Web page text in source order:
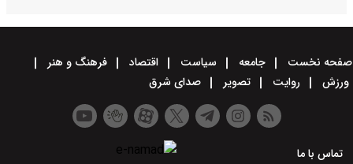
صفحه نخست جامعه سیاست اقتصاد
فرهنگ و هنر
ورزش
روایت تصویر صدای شرق
تماس با ما